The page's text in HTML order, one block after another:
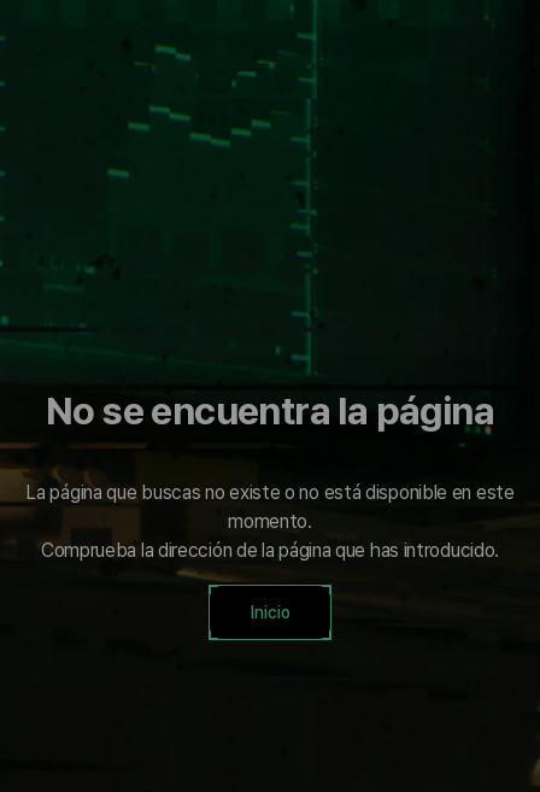
No se encuentra la página
La página que buscas no existe o no está disponible en este
momento.
Comprueba la dirección de la página que has introducido.
Inicio